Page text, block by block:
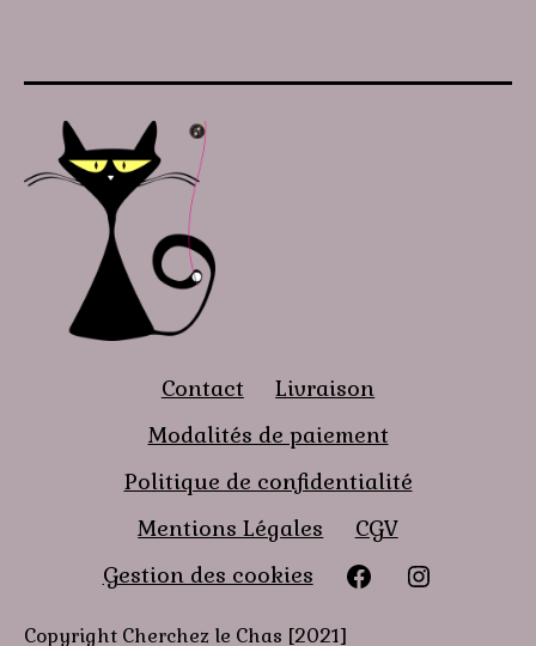
Contact
Livraison
Modalités de paiement
Politique de confidentialité
Mentions Légales
CGV
Gestion des cookies
Facebook
Copyright Cherchez le Chas [2021]